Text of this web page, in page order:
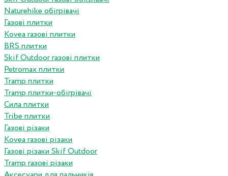
Naturehike обігрівачі
Газові плитки
Kovea газові плитки
BRS плитки
Skif Outdoor газові плитки
Petromax плитки
Tramp плитки
Tramp плитки-обігрівачі
Сила плитки
Tribe плитки
Газові різаки
Kovea газові різаки
Газові різаки Skif Outdoor
Tramp газові різаки